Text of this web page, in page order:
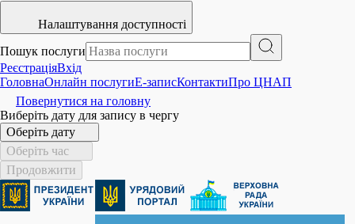
Налаштування доступності
Пошук послуги
РеєстраціяВхід
ГоловнаОнлайн послугиE-записКонтактиПро ЦНАП
Повернутися на головну
Виберіть дату для запису в чергу
Оберіть дату
Оберіть час
Продовжити